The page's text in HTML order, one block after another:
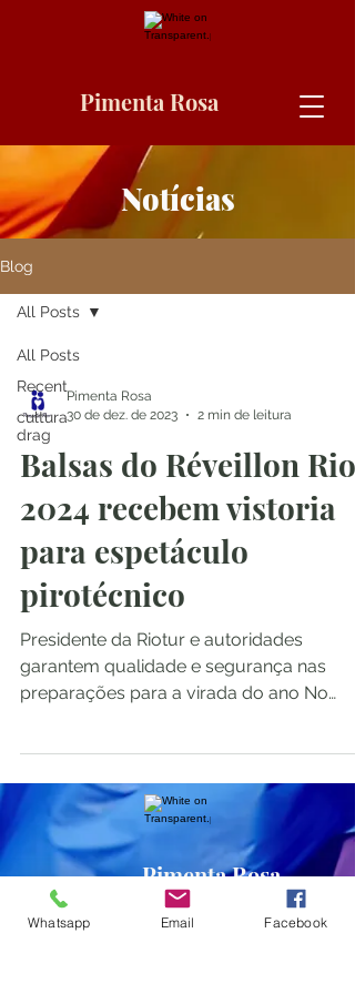
Pimenta Rosa
Notícias
Blog
All Posts
Recent
cultura
drag
All Posts
Pimenta Rosa
30 de dez. de 2023
2 min de leitura
Balsas do Réveillon Rio
2024 recebem vistoria
para espetáculo
pirotécnico
Presidente da Riotur e autoridades
garantem qualidade e segurança nas
preparações para a virada do ano No
Pimenta Rosa
Whatsapp Email Facebook